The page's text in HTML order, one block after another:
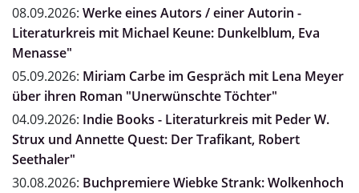
08.09.2026: Werke eines Autors / einer Autorin -
Literaturkreis mit Michael Keune: Dunkelblum, Eva
Menasse"
05.09.2026: Miriam Carbe im Gespräch mit Lena Meyer
über ihren Roman "Unerwünschte Töchter"
04.09.2026: Indie Books - Literaturkreis mit Peder W.
Strux und Annette Quest: Der Trafikant, Robert
Seethaler"
30.08.2026: Buchpremiere Wiebke Strank: Wolkenhoch